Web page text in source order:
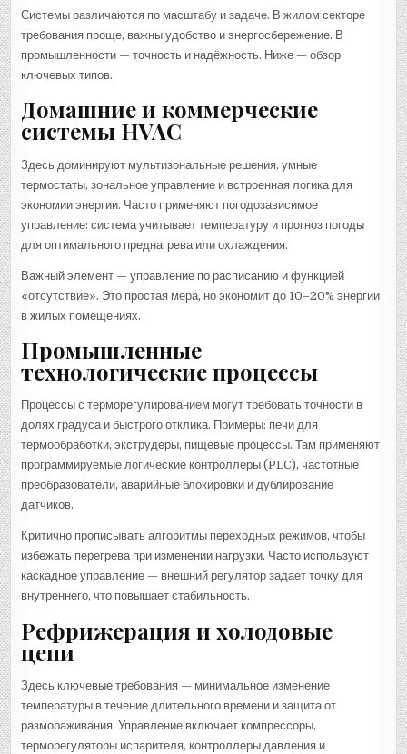
Системы различаются по масштабу и задаче. В жилом секторе
требования проще, важны удобство и энергосбережение. В
промышленности — точность и надёжность. Ниже — обзор
ключевых типов.
Домашние и коммерческие
системы HVAC
Здесь доминируют мультизональные решения, умные
термостаты, зональное управление и встроенная логика для
экономии энергии. Часто применяют погодозависимое
управление: система учитывает температуру и прогноз погоды
для оптимального преднагрева или охлаждения.
Важный элемент — управление по расписанию и функцией
«отсутствие». Это простая мера, но экономит до 10–20% энергии
в жилых помещениях.
Промышленные
технологические процессы
Процессы с терморегулированием могут требовать точности в
долях градуса и быстрого отклика. Примеры: печи для
термообработки, экструдеры, пищевые процессы. Там применяют
программируемые логические контроллеры (PLC), частотные
преобразователи, аварийные блокировки и дублирование
датчиков.
Критично прописывать алгоритмы переходных режимов, чтобы
избежать перегрева при изменении нагрузки. Часто используют
каскадное управление — внешний регулятор задает точку для
внутреннего, что повышает стабильность.
Рефрижерация и холодовые
цепи
Здесь ключевые требования — минимальное изменение
температуры в течение длительного времени и защита от
размораживания. Управление включает компрессоры,
терморегуляторы испарителя, контроллеры давления и